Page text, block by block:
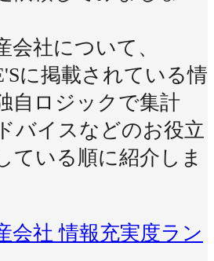
会社について、
に掲載されている情
自ロジックで集計
バイスなどのお役立
ている順に紹介しま
会社 情報充実度ラン